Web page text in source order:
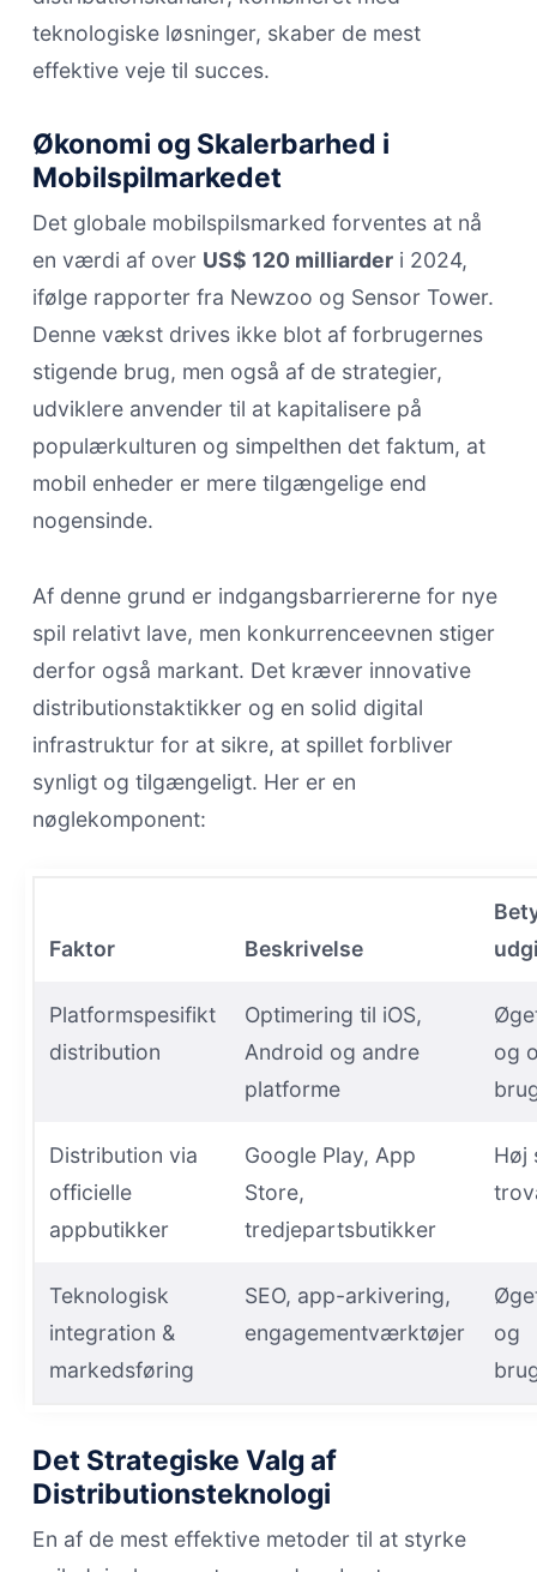
teknologiske løsninger, skaber de mest
effektive veje til succes.
Økonomi og Skalerbarhed i
Mobilspilmarkedet
Det globale mobilspilsmarked forventes at nå
en værdi af over US$ 120 milliarderi 2024,
ifølge rapporter fra Newzoo og Sensor Tower.
Denne vækst drives ikke blot af forbrugernes
stigende brug, men også af de strategier,
udviklere anvender til at kapitalisere på
populærkulturen og simpelthen det faktum, at
mobil enheder er mere tilgængelige end
nogensinde.
Af denne grund er indgangsbarriererne for nye
spil relativt lave, men konkurrenceevnen stiger
derfor også markant. Det kræver innovative
distributionstaktikker og en solid digital
infrastruktur for at sikre, at spillet forbliver
synligt og tilgængeligt. Her er en
nøglekomponent:
Faktor Beskrivelse
Platformspesifikt
distribution
Optimering til iOS,
Android og andre
platforme
og
Distribution via
officielle
appbutikker
Google Play, App
Store,
tredjepartsbutikker
Høj
Teknologisk
integration &
markedsføring
SEO, app-arkivering,
engagementværktøjer
og
Det Strategiske Valg af
Distributionsteknologi
En af de mest effektive metoder til at styrke